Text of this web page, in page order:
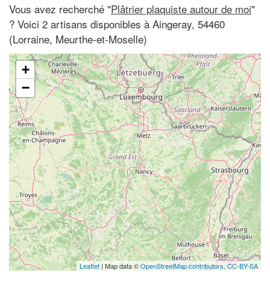
Vous avez recherché "Plâtrier plaquiste autour de moi"
? Voici 2 artisans disponibles à Aingeray, 54460
(Lorraine, Meurthe-et-Moselle)
+
−
Leaflet | Map data ©OpenStreetMap contributors,CC-BY-SA